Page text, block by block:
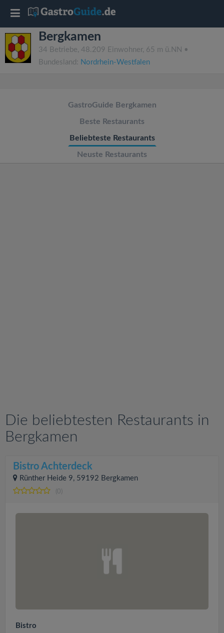
Bergkamen
34 Betriebe, 48.209 Einwohner, 65 m ü.NN •
Bundesland: Nordrhein-Westfalen
GastroGuide Bergkamen
Beste Restaurants
Beliebteste Restaurants
Neuste Restaurants
Die beliebtesten Restaurants in
Bergkamen
Bistro Achterdeck
Rünther Heide 9, 59192 Bergkamen
(0)
Bistro
T
o
g